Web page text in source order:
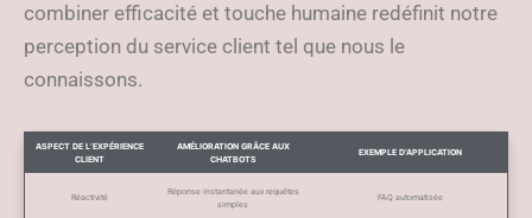
combiner efficacité et touche humaine redéfinit notre
perception du service client tel que nous le
connaissons.
ASPECT DE L’EXPÉRIENCE
CLIENT
AMÉLIORATION GRÂCE AUX
CHATBOTS
EXEMPLE D’APPLICATION
Réactivité
Réponse instantanée aux requêtes
simples
FAQ automatisée